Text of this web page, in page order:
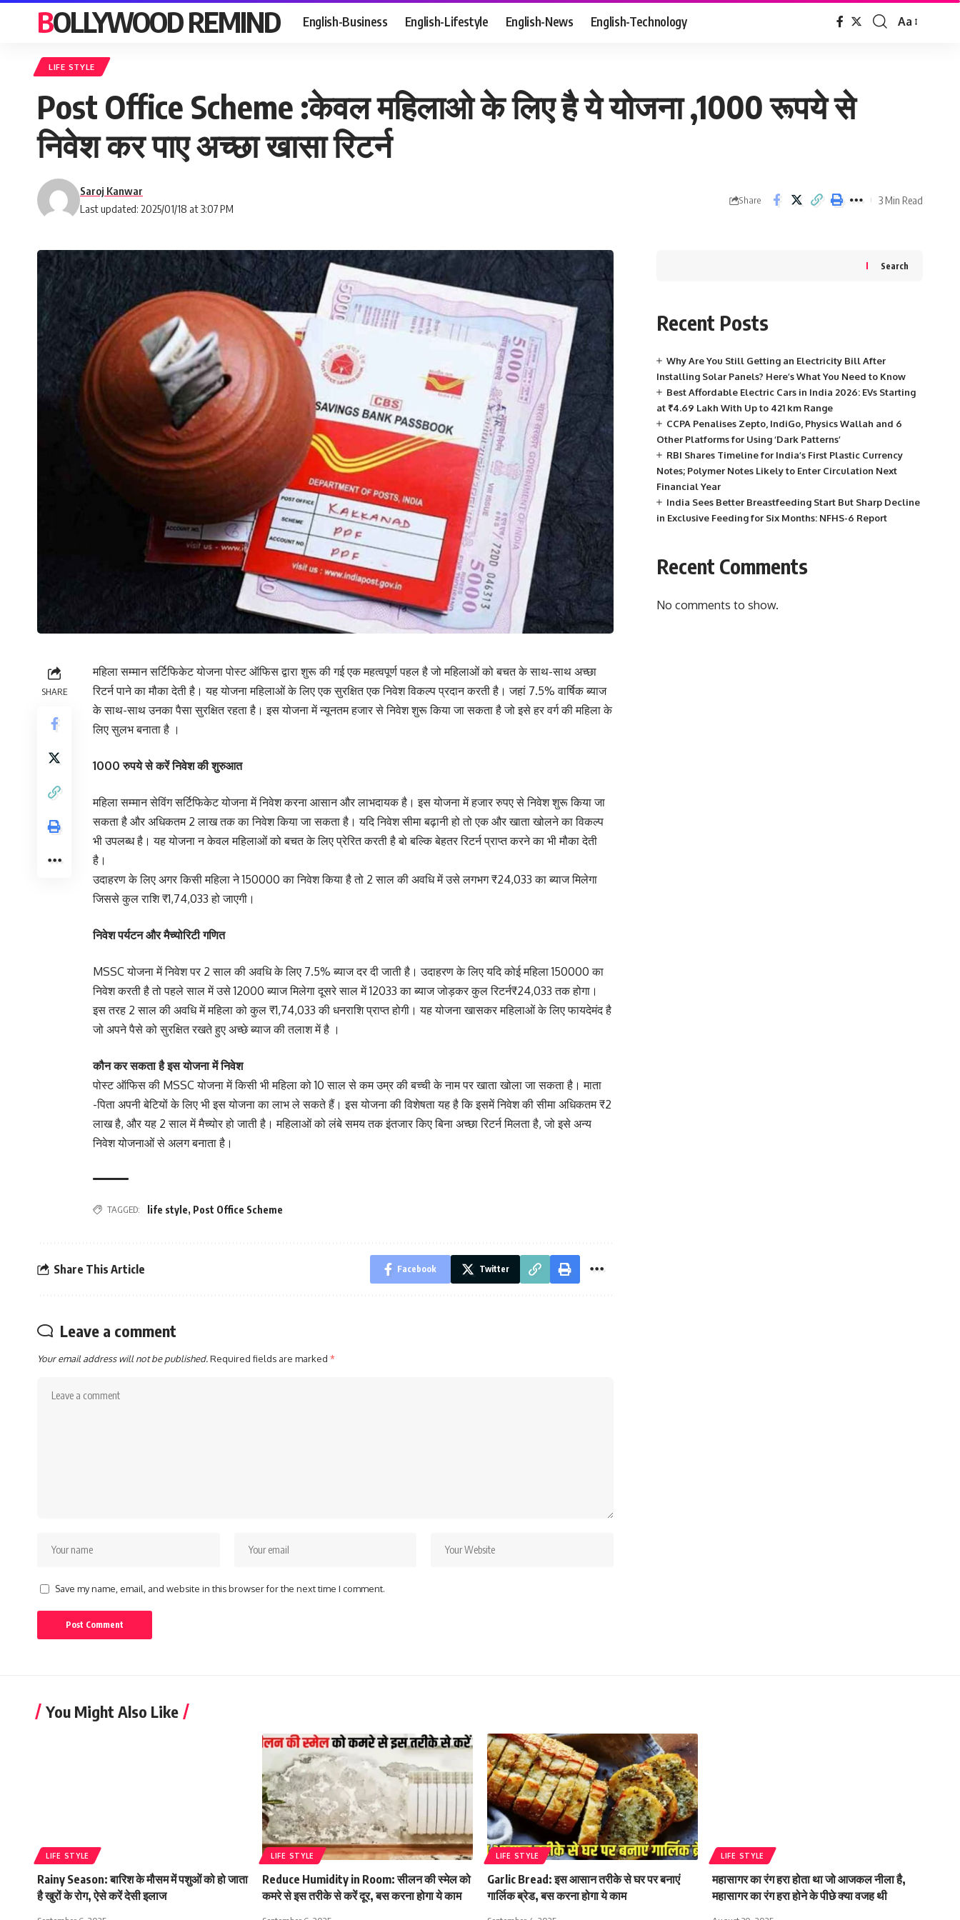
BOLLYWOOD REMIND English-Business English-Lifestyle English-News English-Technology
Font
Aa
LIFE STYLE
Post Office Scheme :केवल महिलाओ के लिए है ये योजना ,1000 रूपये से
निवेश कर पाए अच्छा खासा रिटर्न
Last updated: 2025/01/18 at 3:07 PM
Saroj Kanwar
Share 3 Min Read
SHARE
महिला सम्मान सर्टिफिकेट योजना पोस्ट ऑफिस द्वारा शुरू की गई एक महत्वपूर्ण पहल है जो महिलाओं को बचत के साथ-साथ अच्छा
रिटर्न पाने का मौका देती है। यह योजना महिलाओं के लिए एक सुरक्षित एक निवेश विकल्प प्रदान करती है। जहां 7.5% वार्षिक ब्याज
के साथ-साथ उनका पैसा सुरक्षित रहता है। इस योजना में न्यूनतम हजार से निवेश शुरू किया जा सकता है जो इसे हर वर्ग की महिला के
लिए सुलभ बनाता है ।
1000 रुपये से करें निवेश की शुरुआत
महिला सम्मान सेविंग सर्टिफिकेट योजना में निवेश करना आसान और लाभदायक है। इस योजना में हजार रुपए से निवेश शुरू किया जा
सकता है और अधिकतम 2 लाख तक का निवेश किया जा सकता है। यदि निवेश सीमा बढ़ानी हो तो एक और खाता खोलने का विकल्प
भी उपलब्ध है। यह योजना न केवल महिलाओं को बचत के लिए प्रेरित करती है बो बल्कि बेहतर रिटर्न प्राप्त करने का भी मौका देती
है।
उदाहरण के लिए अगर किसी महिला ने 150000 का निवेश किया है तो 2 साल की अवधि में उसे लगभग ₹24,033 का ब्याज मिलेगा
जिससे कुल राशि ₹1,74,033 हो जाएगी।
निवेश पर्यटन और मैच्योरिटी गणित
MSSC योजना में निवेश पर 2 साल की अवधि के लिए 7.5% ब्याज दर दी जाती है। उदाहरण के लिए यदि कोई महिला 150000 का
निवेश करती है तो पहले साल में उसे 12000 ब्याज मिलेगा दूसरे साल में 12033 का ब्याज जोड़कर कुल रिटर्न₹24,033 तक होगा।
इस तरह 2 साल की अवधि में महिला को कुल ₹1,74,033 की धनराशि प्राप्त होगी। यह योजना खासकर महिलाओं के लिए फायदेमंद है
जो अपने पैसे को सुरक्षित रखते हुए अच्छे ब्याज की तलाश में है ।
कौन कर सकता है इस योजना में निवेश
पोस्ट ऑफिस की MSSC योजना में किसी भी महिला को 10 साल से कम उम्र की बच्ची के नाम पर खाता खोला जा सकता है। माता
-पिता अपनी बेटियों के लिए भी इस योजना का लाभ ले सकते हैं। इस योजना की विशेषता यह है कि इसमें निवेश की सीमा अधिकतम ₹2
लाख है, और यह 2 साल में मैच्योर हो जाती है। महिलाओं को लंबे समय तक इंतजार किए बिना अच्छा रिटर्न मिलता है, जो इसे अन्य
निवेश योजनाओं से अलग बनाता है।
TAGGED: life style, Post Office Scheme
Share This Article Facebook Twitter
Leave a comment
Your email address will not be published.Required fields are marked *
Save my name, email, and website in this browser for the next time I comment.
Search
Recent Posts
Why Are You Still Getting an Electricity Bill After
Installing Solar Panels? Here’s What You Need to Know
Best Affordable Electric Cars in India 2026: EVs Starting
at ₹4.69 Lakh With Up to 421 km Range
CCPA Penalises Zepto, IndiGo, Physics Wallah and 6
Other Platforms for Using ‘Dark Patterns’
RBI Shares Timeline for India’s First Plastic Currency
Notes; Polymer Notes Likely to Enter Circulation Next
Financial Year
India Sees Better Breastfeeding Start But Sharp Decline
in Exclusive Feeding for Six Months: NFHS-6 Report
Recent Comments
No comments to show.
You Might Also Like
LIFE STYLE
Rainy Season: बारिश के मौसम में पशुओं को हो जाता
है खुरों के रोग, ऐसे करें देसी इलाज
LIFE STYLE
Reduce Humidity in Room: सीलन की स्मेल को
कमरे से इस तरीके से करें दूर, बस करना होगा ये काम
LIFE STYLE
Garlic Bread: इस आसान तरीके से घर पर बनाएं
गार्लिक ब्रेड, बस करना होगा ये काम
LIFE STYLE
महासागर का रंग हरा होता था जो आजकल नीला है,
महासागर का रंग हरा होने के पीछे क्या वजह थी